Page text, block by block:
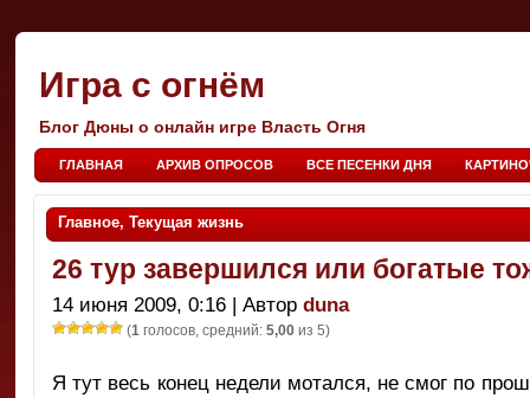
Игра с огнём
Блог Дюны о онлайн игре Власть Огня
ГЛАВНАЯ АРХИВ ОПРОСОВ ВСЕ ПЕСЕНКИ ДНЯ
Главное, Текущая жизнь
26 тур завершился или богатые
14 июня 2009, 0:16 | Автор duna
(1 голосов, средний: 5,00 из 5)
Я тут весь конец недели мотался, не смог по